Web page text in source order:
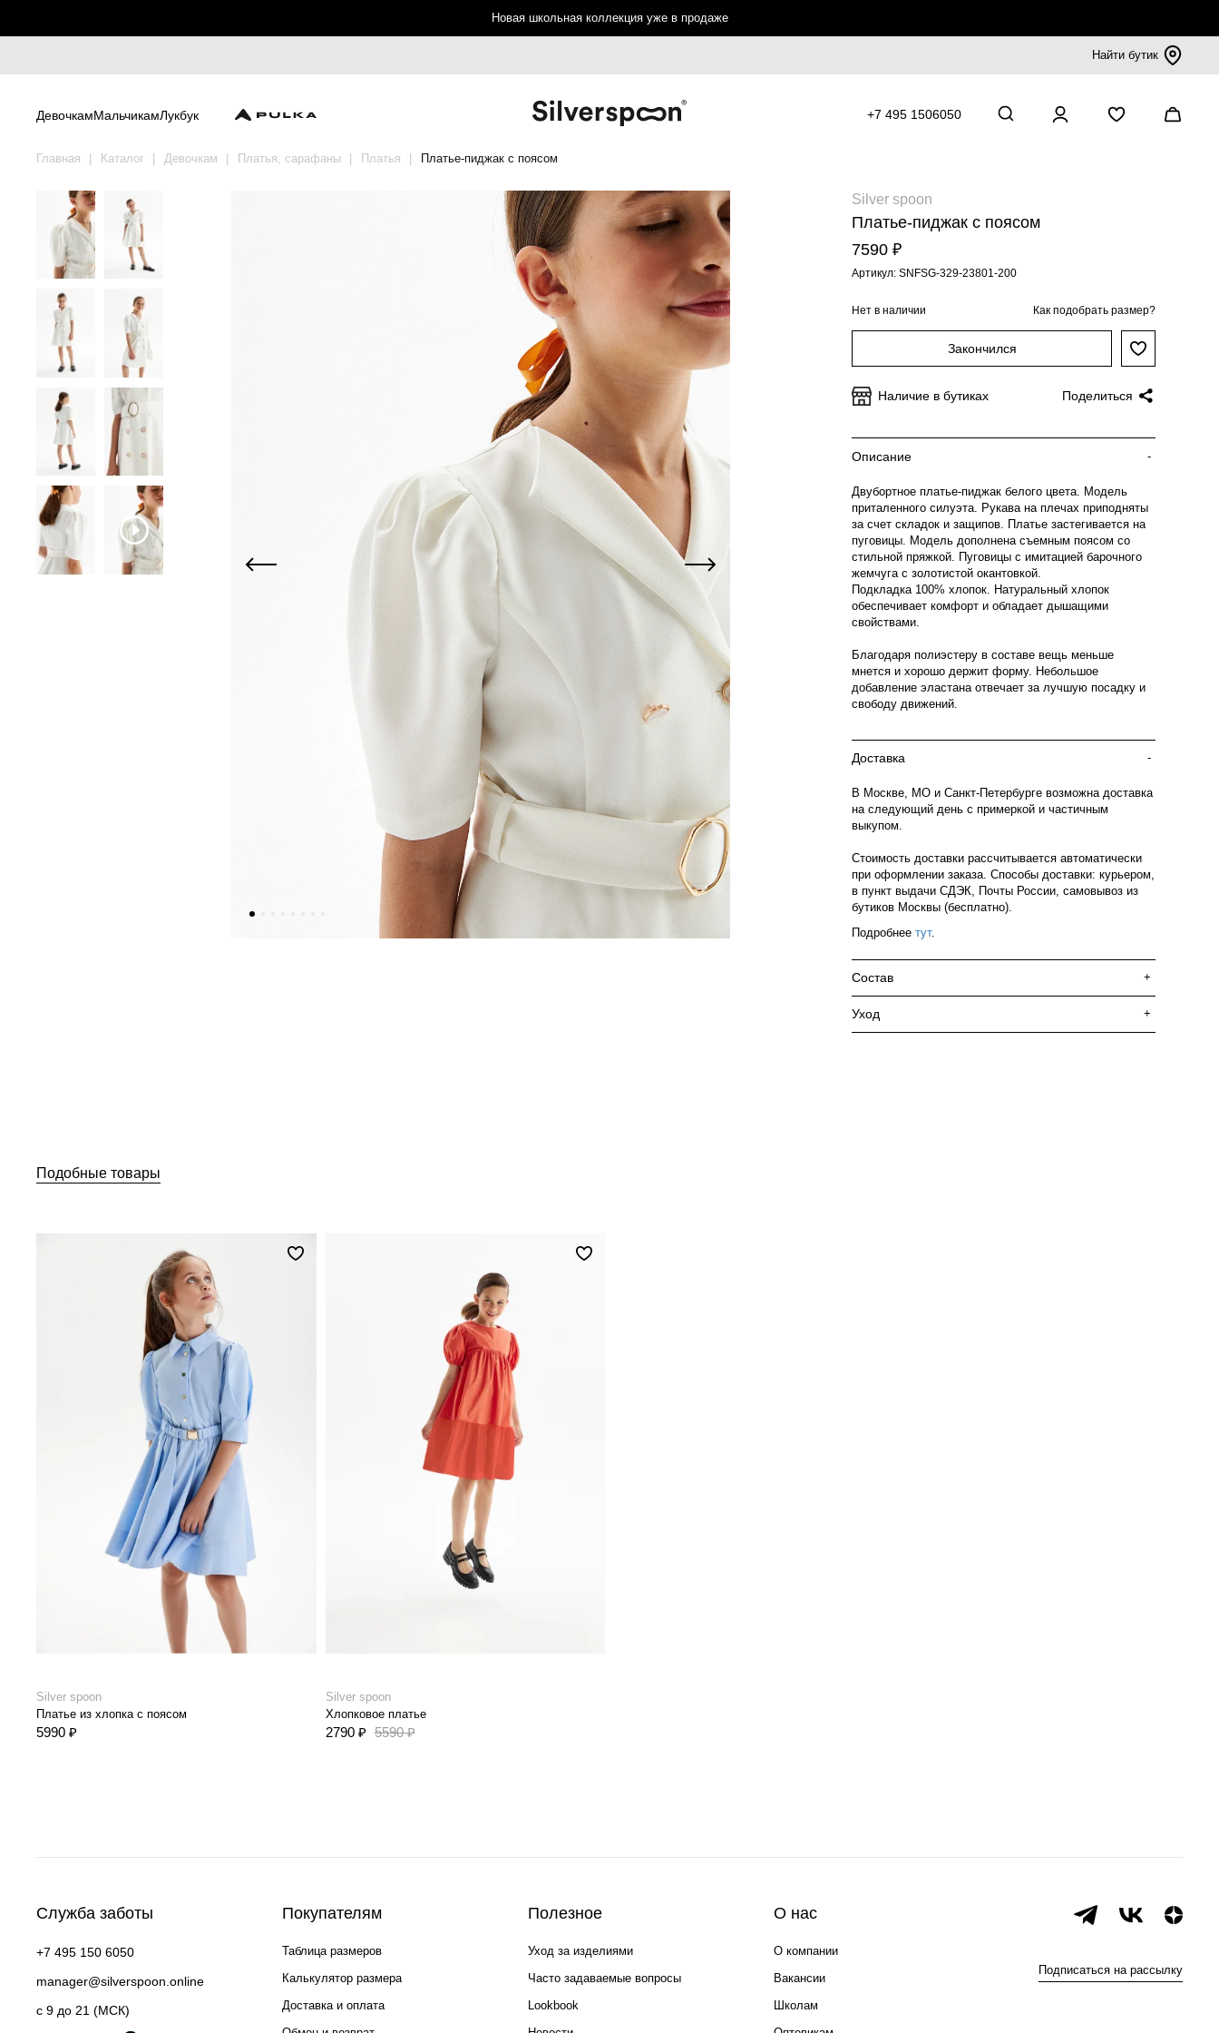
Новая школьная коллекция уже в продаже
Найти бутик
ДевочкамМальчикамЛукбук +7 495 1506050
Главная Каталог Девочкам Платья, сарафаны Платья Платье-пиджак с поясом
Silver spoon
Платье-пиджак с поясом
7590 ₽
Артикул: SNFSG-329-23801-200
Нет в наличии Как подобрать размер?
Закончился
Наличие в бутиках Поделиться
Описание -
Двубортное платье-пиджак белого цвета. Модель
приталенного силуэта. Рукава на плечах приподняты
за счет складок и защипов. Платье застегивается на
пуговицы. Модель дополнена съемным поясом со
стильной пряжкой. Пуговицы с имитацией барочного
жемчуга с золотистой окантовкой.
Подкладка 100% хлопок. Натуральный хлопок
обеспечивает комфорт и обладает дышащими
свойствами.
Благодаря полиэстеру в составе вещь меньше
мнется и хорошо держит форму. Небольшое
добавление эластана отвечает за лучшую посадку и
свободу движений.
Доставка -
В Москве, МО и Санкт-Петербурге возможна доставка
на следующий день с примеркой и частичным
выкупом.
Стоимость доставки рассчитывается автоматически
при оформлении заказа. Способы доставки: курьером,
в пункт выдачи СДЭК, Почты России, самовывоз из
бутиков Москвы (бесплатно).
Подробнее тут.
Состав +
Уход +
Подобные товары
Silver spoon
Платье из хлопка с поясом
5990 ₽
Silver spoon
Хлопковое платье
2790 ₽ 5590 ₽
Служба заботы
+7 495 150 6050
manager@silverspoon.online
c 9 до 21 (МСК)
Покупателям
Таблица размеров
Калькулятор размера
Доставка и оплата
Полезное
Уход за изделиями
Часто задаваемые вопросы
Lookbook
О нас
О компании
Вакансии
Школам
Подписаться на рассылку